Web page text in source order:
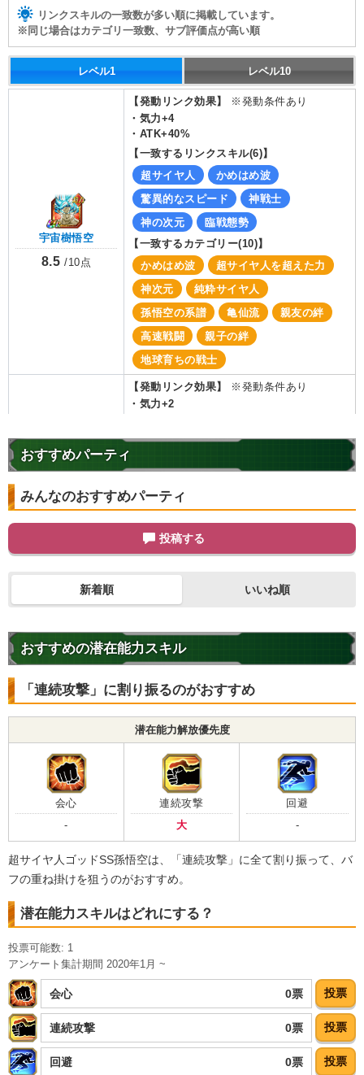
リンクスキルの一致数が多い順に掲載しています。
※同じ場合はカテゴリ一致数、サブ評価点が高い順
レベル1 レベル10
宇宙樹悟空
8.5 /10 点
【発動リンク効果】
※発動条件あり
・ 気力+4
・ ATK+40%
【一致するリンクスキル(6)】
超サイヤ人
かめはめ波
驚異的なスピード
神戦士
神の次元
臨戦態勢
【一致するカテゴリー(10)】
かめはめ波
超サイヤ人を超えた力
神次元
純粋サイヤ人
孫悟空の系譜
亀仙流
親友の絆
高速戦闘
親子の絆
地球育ちの戦士
悟空ブルー
【発動リンク効果】
※発動条件あり
・ 気力+2
【一致するリンクスキル(5)】
【一致するカテゴリー(
体得した進化
超サイヤ人を超えた力
親子の絆
界王拳ブルー
9.0 /10点
【発動リンク効果】
・気力+4
・ ATK+25%
【一致するリンクスキル(5)】
超サイヤ人
神戦士
臨戦態勢
驚異的なスピード
【一致するカテゴリー(
神次元
純粋サイヤ人
孫悟空の系譜
かめはめ波
亀仙流
超サイヤ人を超えた力
親子の絆
地球育ちの戦士
界王拳ブルー
9.0 /10
【発動リンク効果】
・気力+4
【一致するリンクスキル(
かめはめ波
臨戦態勢
驚異的なスピード
神次元
純粋サイヤ人
おすすめパーティ
みんなのおすすめパーティ
投稿する
新着順 いいね順
おすすめの潜在能力スキル
「連続攻撃」に割り振るのがおすすめ
潜在能力解放優先度
会心
-
連続攻撃
大
回避
-
超サイヤ人ゴッドSS孫悟空は、「連続攻撃」に全て割り振って、バ
フの重ね掛けを狙うのがおすすめ。
潜在能力スキルはどれにする？
投票可能数: 1
アンケート集計期間 2020年1月 ~
会心 0票 投票
連続攻撃 0票 投票
回避 0票 投票